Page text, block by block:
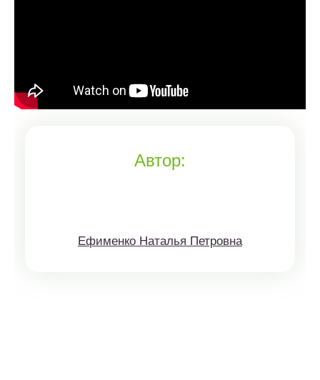
Автор:
Ефименко Наталья Петровна